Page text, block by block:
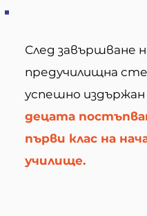
След завършване
предучилищна
успешно
децата
първи клас на
училище.